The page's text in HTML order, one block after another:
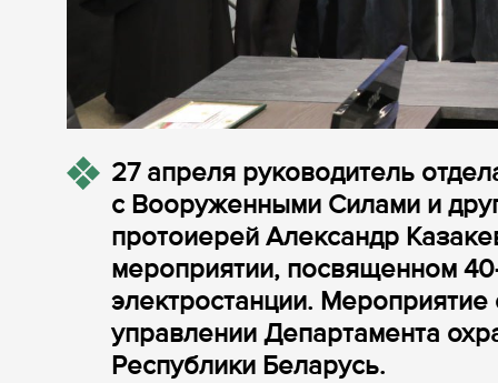
27 апреля руководитель
с Вооруженными Силами и
протоиерей Александр
мероприятии, посвященном
электростанции.
управлении Департамента
Республики Беларусь.